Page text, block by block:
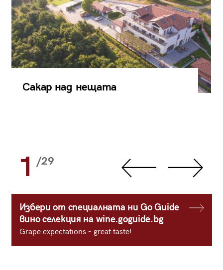
Сакар над нещата
1 /29
Избери от специалната ни Go Guide
вино селекция на wine.goguide.bg
Grape expectations - great taste!